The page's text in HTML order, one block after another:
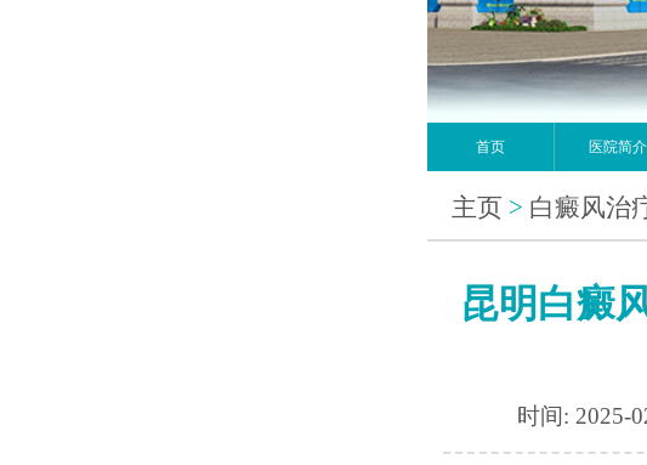
首页 医院简介
主页 > 白癜风治
昆明白癜
时间: 2025-